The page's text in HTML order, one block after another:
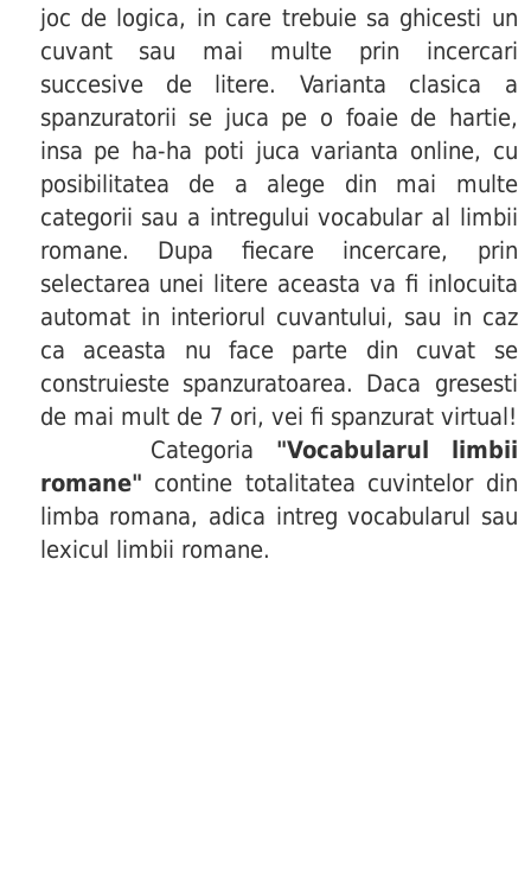
joc de logica, in care trebuie sa ghicesti un
cuvant sau mai multe prin incercari
succesive de litere. Varianta clasica a
spanzuratorii se juca pe o foaie de hartie,
insa pe ha-ha poti juca varianta online, cu
posibilitatea de a alege din mai multe
categorii sau a intregului vocabular al limbii
romane. Dupa fiecare incercare, prin
selectarea unei litere aceasta va fi inlocuita
automat in interiorul cuvantului, sau in caz
ca aceasta nu face parte din cuvat se
construieste spanzuratoarea. Daca gresesti
de mai mult de 7 ori, vei fi spanzurat virtual!
Categoria "Vocabularul limbii
romane" contine totalitatea cuvintelor din
limba romana, adica intreg vocabularul sau
lexicul limbii romane.